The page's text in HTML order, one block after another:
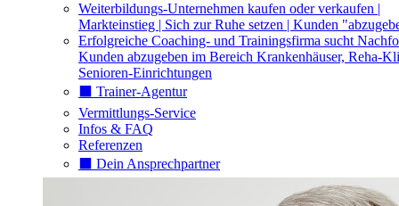
Weiterbildungs-Unternehmen kaufen oder verkaufen |
Markteinstieg | Sich zur Ruhe setzen | Kunden
Erfolgreiche Coaching- und Trainingsfirma sucht
Kunden abzugeben im Bereich Krankenhäuser, Reha-
Senioren-Einrichtungen
⬛️ Trainer-Agentur
Vermittlungs-Service
Infos & FAQ
Referenzen
⬛️ Dein Ansprechpartner